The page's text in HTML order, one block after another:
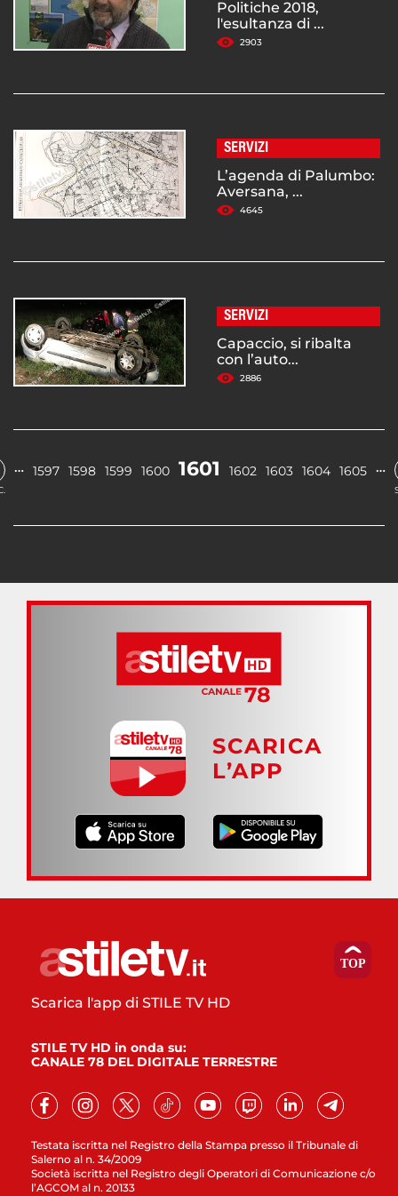
Politiche 2018,
l'esultanza di ...
2903
SERVIZI
L’agenda di Palumbo:
Aversana, ...
4645
SERVIZI
Capaccio, si ribalta
con l’auto...
2886
… 1597 1598 1599 1600 1601 1602 1603 1604 1605 …
SCARICA
L’APP
Testata iscritta nel Registro della Stampa presso il Tribunale di
Salerno al n. 34/2009
Società iscritta nel Registro degli Operatori di Comunicazione c/o
l’AGCOM al n. 20133
Scarica l'app di STILE TV HD
STILE TV HD in onda su:
CANALE 78 DEL DIGITALE TERRESTRE